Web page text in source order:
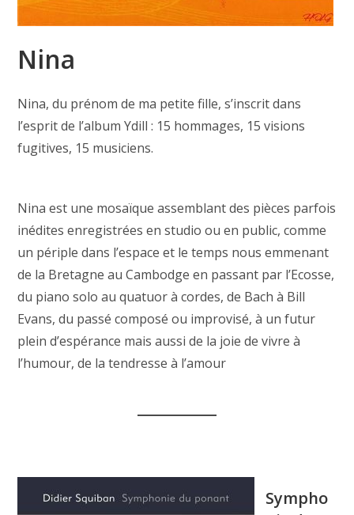
Nina
Nina, du prénom de ma petite fille, s’inscrit dans
l’esprit de l’album Ydill : 15 hommages, 15 visions
fugitives, 15 musiciens.
Nina est une mosaïque assemblant des pièces parfois
inédites enregistrées en studio ou en public, comme
un périple dans l’espace et le temps nous emmenant
de la Bretagne au Cambodge en passant par l’Ecosse,
du piano solo au quatuor à cordes, de Bach à Bill
Evans, du passé composé ou improvisé, à un futur
plein d’espérance mais aussi de la joie de vivre à
l’humour, de la tendresse à l’amour
Sympho